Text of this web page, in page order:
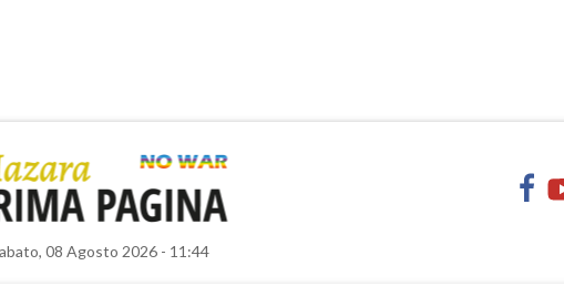
08 Agosto 2026 - 11:44